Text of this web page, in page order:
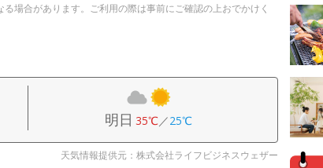
場合があります。ご利用の際は事前にご確認の上おでかけく
明日 35℃／25℃
天気情報提供元：株式会社ライフビジネスウェザー